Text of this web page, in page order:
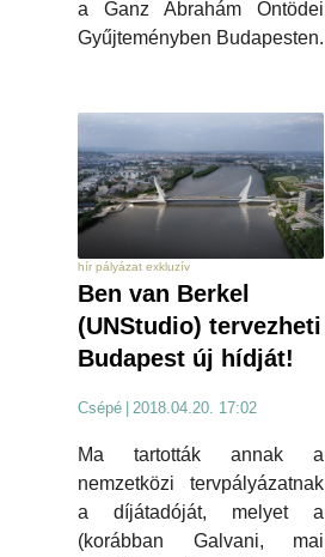
a Ganz Ábrahám Öntödei
Gyűjteményben Budapesten.
hír pályázat exkluzív
Ben van Berkel
(UNStudio) tervezheti
Budapest új hídját!
Csépé 2018.04.20. 17:02
Ma tartották annak a
nemzetközi tervpályázatnak
a díjátadóját, melyet a
(korábban Galvani, mai